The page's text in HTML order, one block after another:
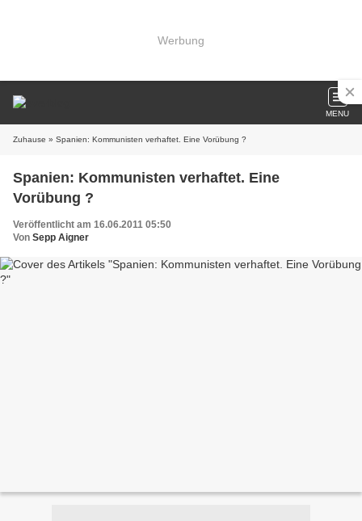
Werbung
MENU
Zuhause » Spanien: Kommunisten verhaftet. Eine Vorübung ?
Spanien: Kommunisten verhaftet. Eine
Vorübung ?
Veröffentlicht am 16.06.2011 05:50
Von Sepp Aigner